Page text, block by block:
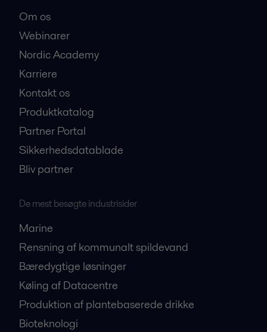
Om os
Webinarer
Nordic Academy
Karriere
Kontakt os
Produktkatalog
Partner Portal
Sikkerhedsdatablade
Bliv partner
De mest besøgte industrisider
Marine
Rensning af kommunalt spildevand
Bæredygtige løsninger
Køling af Datacentre
Produktion af plantebaserede drikke
Bioteknologi